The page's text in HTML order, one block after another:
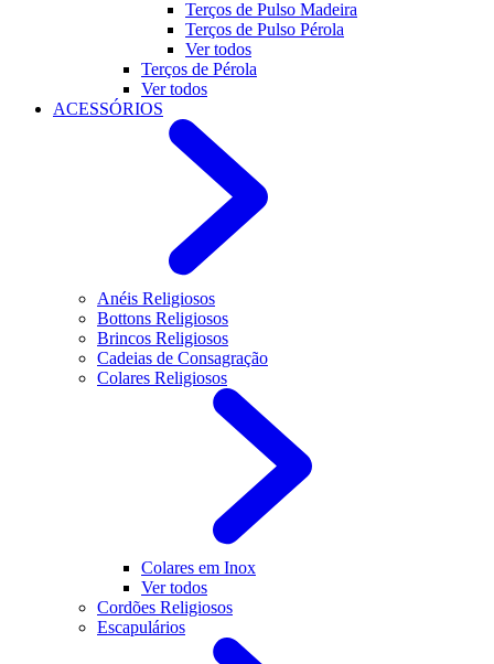
Terços de Pulso Madeira
Terços de Pulso Pérola
Ver todos
Terços de Pérola
Ver todos
ACESSÓRIOS
Anéis Religiosos
Bottons Religiosos
Brincos Religiosos
Cadeias de Consagração
Colares Religiosos
Colares em Inox
Ver todos
Cordões Religiosos
Escapulários